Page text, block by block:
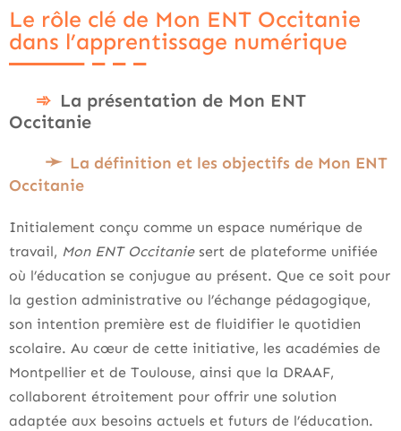
Le rôle clé de Mon ENT Occitanie
dans l’apprentissage numérique
La présentation de Mon ENT
Occitanie
La définition et les objectifs de Mon ENT
Occitanie
Initialement conçu comme un espace numérique de
travail, Mon ENT Occitaniesert de plateforme unifiée
où l’éducation se conjugue au présent. Que ce soit pour
la gestion administrative ou l’échange pédagogique,
son intention première est de fluidifier le quotidien
scolaire. Au cœur de cette initiative, les académies de
Montpellier et de Toulouse, ainsi que la DRAAF,
collaborent étroitement pour offrir une solution
adaptée aux besoins actuels et futurs de l’éducation.